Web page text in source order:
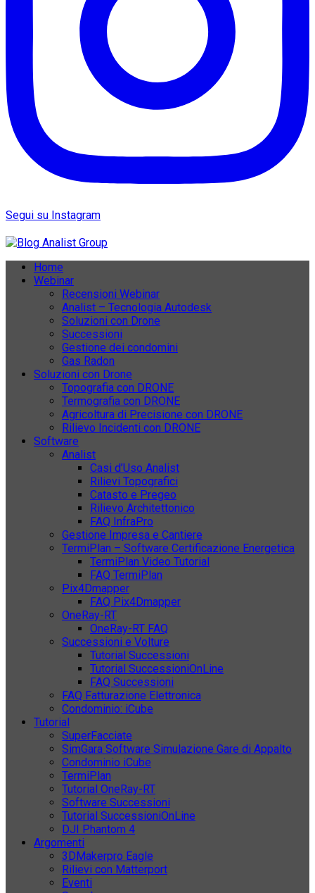
Segui su Instagram
Home
Webinar
Recensioni Webinar
Analist – Tecnologia Autodesk
Soluzioni con Drone
Successioni
Gestione dei condomini
Gas Radon
Soluzioni con Drone
Topografia con DRONE
Termografia con DRONE
Agricoltura di Precisione con DRONE
Rilievo Incidenti con DRONE
Software
Analist
Casi d’Uso Analist
Rilievi Topografici
Catasto e Pregeo
Rilievo Architettonico
FAQ InfraPro
Gestione Impresa e Cantiere
TermiPlan – Software Certificazione Energetica
TermiPlan Video Tutorial
FAQ TermiPlan
Pix4Dmapper
FAQ Pix4Dmapper
OneRay-RT
OneRay-RT FAQ
Successioni e Volture
Tutorial Successioni
Tutorial SuccessioniOnLine
FAQ Successioni
FAQ Fatturazione Elettronica
Condominio: iCube
Tutorial
SuperFacciate
SimGara Software Simulazione Gare di Appalto
Condominio iCube
TermiPlan
Tutorial OneRay-RT
Software Successioni
Tutorial SuccessioniOnLine
DJI Phantom 4
Argomenti
3DMakerpro Eagle
Rilievi con Matterport
Eventi